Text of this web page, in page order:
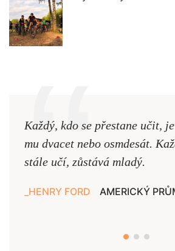
Každý, kdo se přestane učit,
mu dvacet nebo osmdesát.
stále učí, zůstává mladý.
HENRY FORD AMERICKÝ